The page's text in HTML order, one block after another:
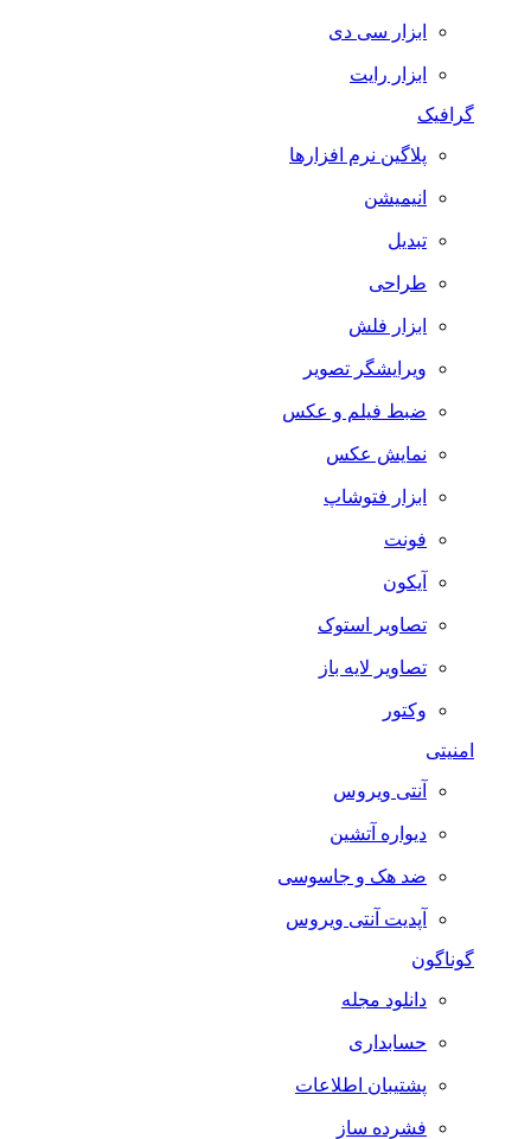
ابزار سی دی
ابزار رایت
گرافیک
پلاگین نرم افزارها
انیمیشن
تبدیل
طراحی
ابزار فلش
ویرایشگر تصویر
ضبط فيلم و عكس
نمایش عکس
ابزار فتوشاپ
فونت
آیکون
تصاویر استوک
تصاویر لایه باز
وکتور
امنیتی
آنتی ویروس
دیواره آتشین
ضد هک و جاسوسی
آپدیت آنتی ویروس
گوناگون
دانلود مجله
حسابداری
پشتیبان اطلاعات
فشرده ساز